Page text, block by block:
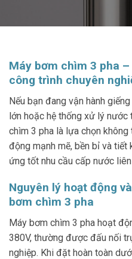
Máy bơm chìm 3 pha
công trình chuyên
Nếu bạn đang vận hành
lớn hoặc hệ thống xử lý nước
chìm 3 pha là lựa chọn
động mạnh mẽ, bền bỉ và tiết
ứng tốt nhu cầu cấp nước
Nguyên lý hoạt động
bơm chìm 3 pha
Máy bơm chìm 3 pha hoạt
380V, thường được đấu nối
nghiệp. Khi đặt hoàn toàn